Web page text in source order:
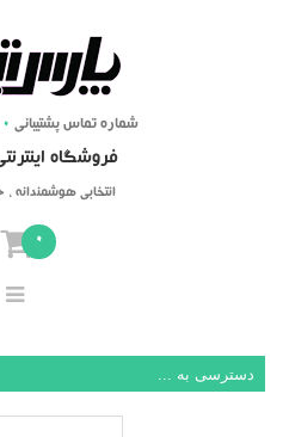
شماره تماس پشتیبانی
فروشگاه
انتخابی هوشمندانه ،
0